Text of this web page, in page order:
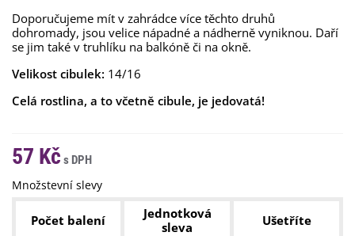
Doporučujeme mít v zahrádce více těchto druhů
dohromady, jsou velice nápadné a nádherně vyniknou. Daří
se jim také v truhlíku na balkóně či na okně.
Velikost cibulek: 14/16
Celá rostlina, a to včetně cibule, je jedovatá!
57 Kč
Množstevní slevy
Počet balení
Jednotková
sleva
Ušetříte